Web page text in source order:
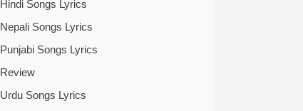
Hindi Songs Lyrics
Nepali Songs Lyrics
Punjabi Songs Lyrics
Review
Urdu Songs Lyrics